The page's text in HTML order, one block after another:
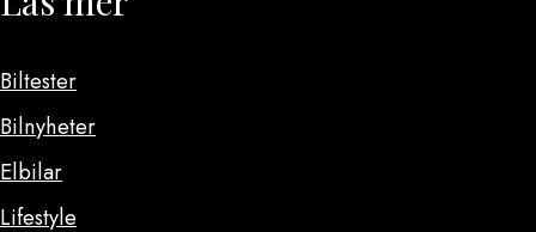
Biltester
Bilnyheter
Elbilar
Lifestyle